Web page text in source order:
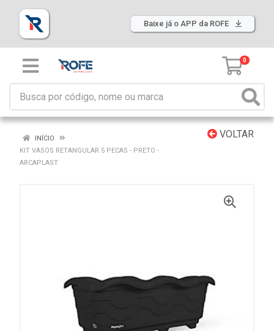
Baixe já o APP da ROFE
0
VOLTAR
INÍCIO
KIT VASOS RETANGULAR 5 PECAS - PRETO -
ARCAPLAST